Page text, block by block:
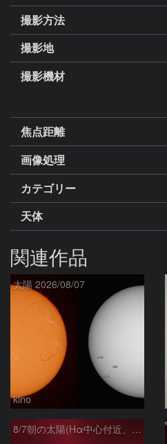
撮影方法
撮影地
撮影機材
焦点距離
画像処理
カテゴリー
天体
関連作品
太陽 2026/08/07
kino
8/7朝の太陽(Hα中心付近、プロミネンス)